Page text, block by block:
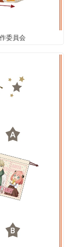
委員会